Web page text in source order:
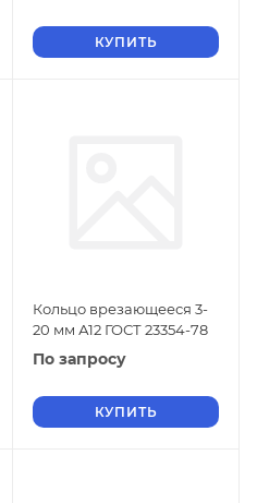
КУПИТЬ
Кольцо врезающееся 3-
20 мм А12 ГОСТ 23354-78
По запросу
КУПИТЬ